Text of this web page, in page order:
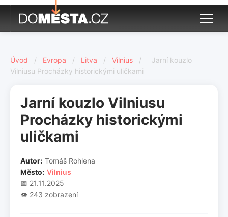
Úvod / Evropa / Litva / Vilnius /
Jarní kouzlo
Vilniusu Procházky historickými uličkami
Jarní kouzlo Vilniusu
Procházky historickými
uličkami
Autor: Tomáš Rohlena
Město: Vilnius
📅 21.11.2025
👁️ 243 zobrazení